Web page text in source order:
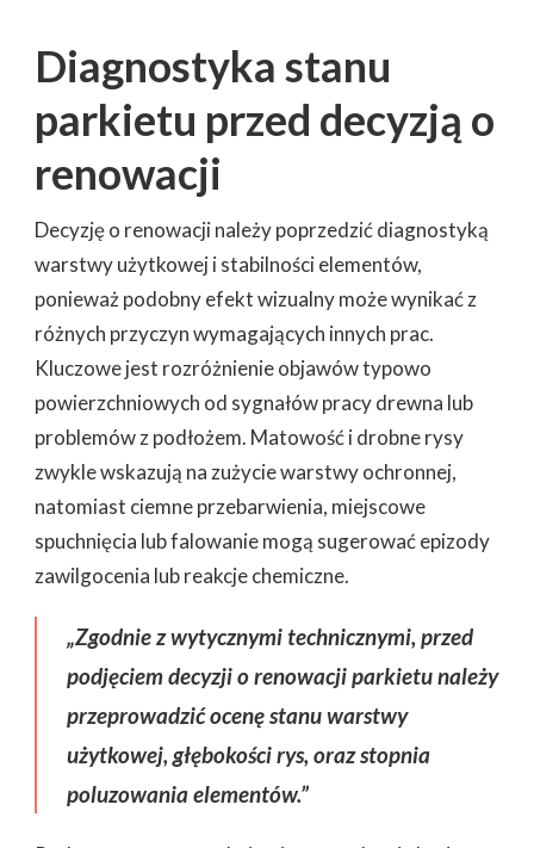
Diagnostyka stanu
parkietu przed decyzją o
renowacji
Decyzję o renowacji należy poprzedzić diagnostyką
warstwy użytkowej i stabilności elementów,
ponieważ podobny efekt wizualny może wynikać z
różnych przyczyn wymagających innych prac.
Kluczowe jest rozróżnienie objawów typowo
powierzchniowych od sygnałów pracy drewna lub
problemów z podłożem. Matowość i drobne rysy
zwykle wskazują na zużycie warstwy ochronnej,
natomiast ciemne przebarwienia, miejscowe
spuchnięcia lub falowanie mogą sugerować epizody
zawilgocenia lub reakcje chemiczne.
„Zgodnie z wytycznymi technicznymi, przed
podjęciem decyzji o renowacji parkietu należy
przeprowadzić ocenę stanu warstwy
użytkowej, głębokości rys, oraz stopnia
poluzowania elementów.”